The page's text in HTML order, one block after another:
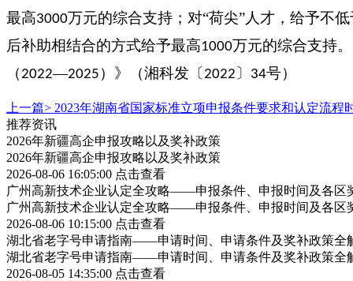
最高3000万元的综合支持；对“荷尖”人才，给予不低
后补助相结合的方式给予最高1000万元的综合支持
（2022—2025 ）》（湘科发〔2022〕 34号）
上一篇> 2023年湖南省国家标准立项申报条件要求和认定流程
推荐资讯
2026年新疆高企申报攻略以及奖补政策
2026年新疆高企申报攻略以及奖补政策
2026-08-06 16:05:00 点击查看
广州高新技术企业认定全攻略——申报条件、申报时间及各区
广州高新技术企业认定全攻略——申报条件、申报时间及各区
2026-08-06 10:15:00 点击查看
湖北省老字号申请指南——申请时间、申请条件及奖补政策全
湖北省老字号申请指南——申请时间、申请条件及奖补政策全
2026-08-05 14:35:00 点击查看